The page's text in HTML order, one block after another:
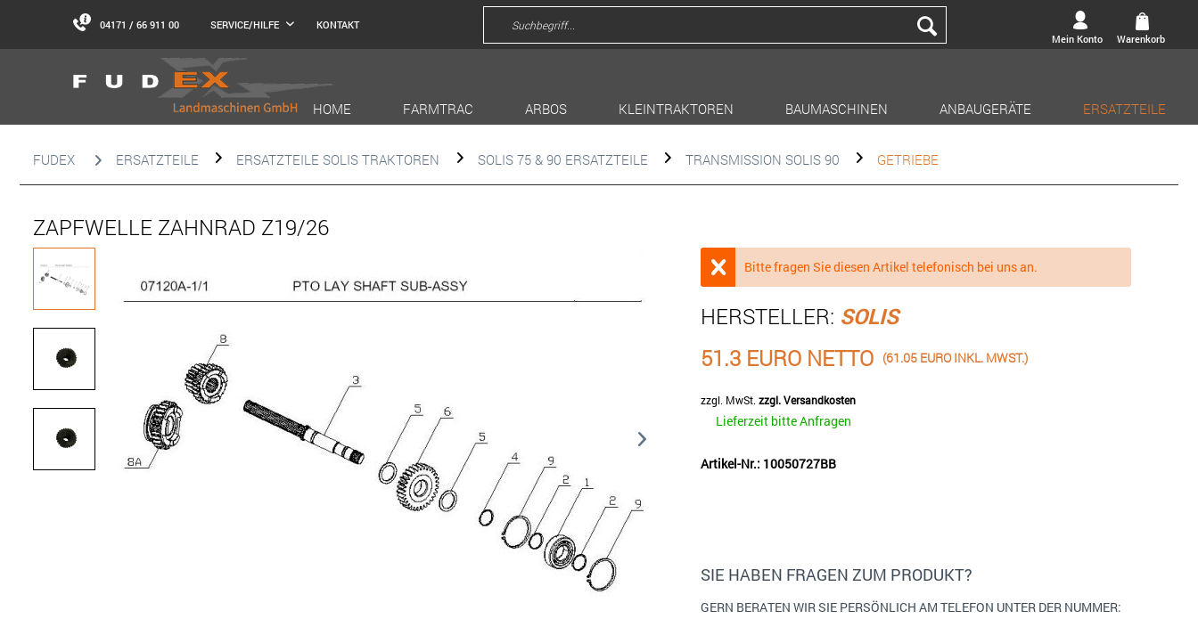
04171 / 66 911 00 SERVICE/HILFE
KONTAKT
Mein Konto
Warenkorb
HOME FARMTRAC ARBOS KLEINTRAKTOREN BAUMASCHINEN ANBAUGERÄTE ERSATZTEILE
FUDEX ERSATZTEILE ERSATZTEILE SOLIS TRAKTOREN SOLIS 75 & 90 ERSATZTEILE TRANSMISSION SOLIS 90 GETRIEBE
ZAPFWELLE ZAHNRAD Z19/26
Bitte fragen Sie diesen Artikel telefonisch bei uns an.
HERSTELLER: SOLIS
51.3 EURO NETTO (61.05 EURO INKL. MWST.)
zzgl. MwSt.zzgl. Versandkosten
Lieferzeit bitte Anfragen
Artikel-Nr.: 10050727BB
SIE HABEN FRAGEN ZUM PRODUKT?
GERN BERATEN WIR SIE PERSÖNLICH AM TELEFON UNTER DER NUMMER: